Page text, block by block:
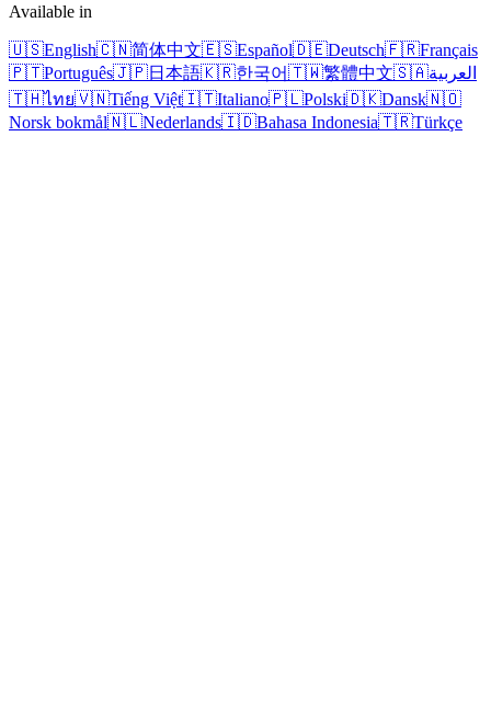
Available in
🇺🇸English🇨🇳简体中文🇪🇸Español🇩🇪Deutsch🇫🇷Français
🇵🇹Português🇯🇵日本語🇰🇷한국어🇹🇼繁體中文🇸🇦العربية
🇹🇭ไทย🇻🇳Tiếng Việt🇮🇹Italiano🇵🇱Polski🇩🇰Dansk🇳🇴
Norsk bokmål🇳🇱Nederlands🇮🇩Bahasa Indonesia🇹🇷Türkçe